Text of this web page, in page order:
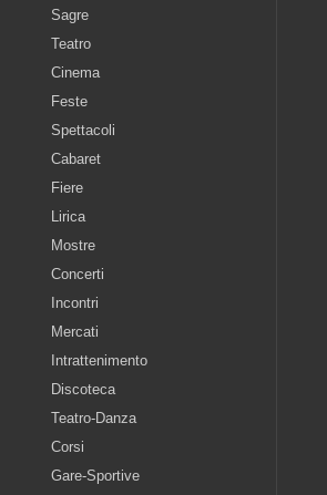
Sagre
Teatro
Cinema
Feste
Spettacoli
Cabaret
Fiere
Lirica
Mostre
Concerti
Incontri
Mercati
Intrattenimento
Discoteca
Teatro-Danza
Corsi
Gare-Sportive